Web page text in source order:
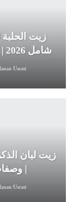
زيت
شامل 2026 | نتائج مضمونة خلال…
Usrati
زيت لبان
|
Usrati